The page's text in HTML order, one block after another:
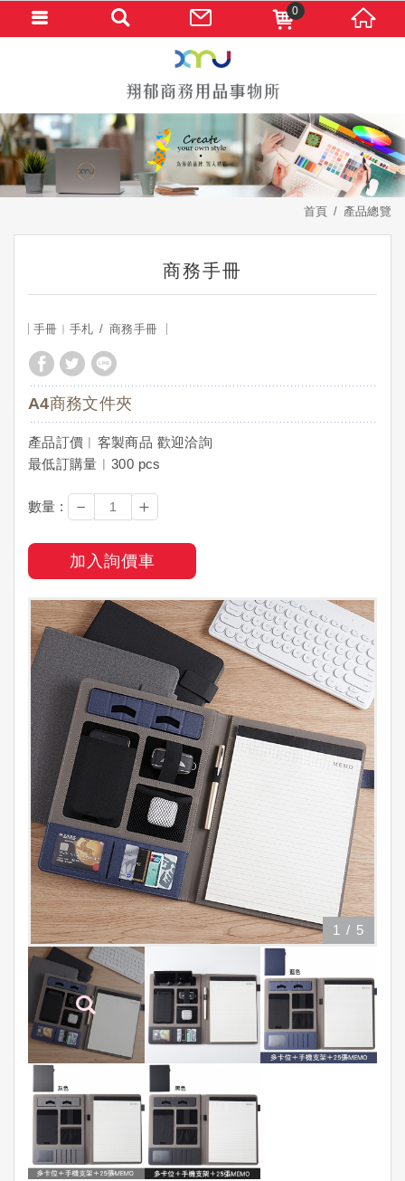
首頁 產品總覽
商務手冊
手冊︱手札 商務手冊
A4商務文件夾
產品訂價︱客製商品 歡迎洽詢
最低訂購量︱300 pcs
數量 : － ＋
加入詢價車
1 / 5
0